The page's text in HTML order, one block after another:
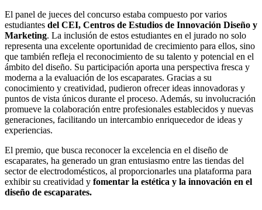
El panel de jueces del concurso estaba compuesto por varios
estudiantes del CEI, Centros de Estudios de Innovación Diseño y
Marketing. La inclusión de estos estudiantes en el jurado no solo
representa una excelente oportunidad de crecimiento para ellos, sino
que también refleja el reconocimiento de su talento y potencial en el
ámbito del diseño. Su participación aporta una perspectiva fresca y
moderna a la evaluación de los escaparates. Gracias a su
conocimiento y creatividad, pudieron ofrecer ideas innovadoras y
puntos de vista únicos durante el proceso. Además, su involucración
promueve la colaboración entre profesionales establecidos y nuevas
generaciones, facilitando un intercambio enriquecedor de ideas y
experiencias.
El premio, que busca reconocer la excelencia en el diseño de
escaparates, ha generado un gran entusiasmo entre las tiendas del
sector de electrodomésticos, al proporcionarles una plataforma para
exhibir su creatividad y fomentar la estética y la innovación en el
diseño de escaparates.